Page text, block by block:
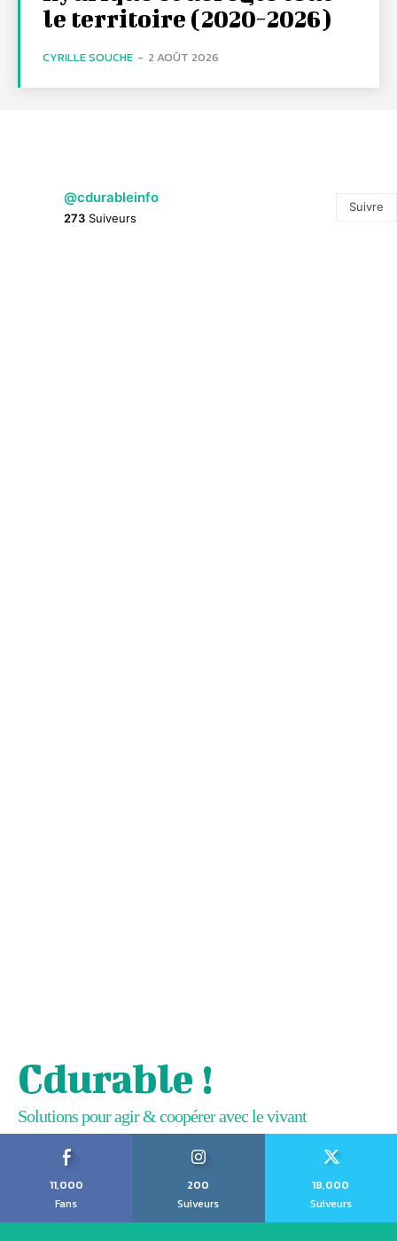
le territoire (2020-2026)
CYRILLE SOUCHE - 2 AOÛT 2026
@cdurableinfo
273 Suiveurs
Suivre
Cdurable !
Solutions pour agir & coopérer avec le vivant
11,000
Fans
200
Suiveurs
18,000
Suiveurs